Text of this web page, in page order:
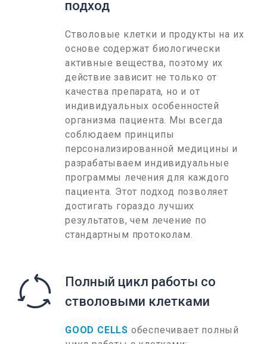
подход
Стволовые клетки и продукты на их
основе содержат биологически
активные вещества, поэтому их
действие зависит не только от
качества препарата, но и от
индивидуальных особенностей
организма пациента. Мы всегда
соблюдаем принципы
персонализированной медицины и
разрабатываем индивидуальные
программы лечения для каждого
пациента. Этот подход позволяет
достигать гораздо лучших
результатов, чем лечение по
стандартным протоколам.
Полный цикл работы со
стволовыми клетками
GOOD CELLS обеспечивает полный